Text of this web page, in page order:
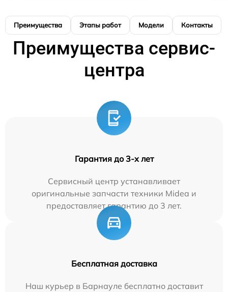
Преимущества Этапы работ Модели Контакты
Преимущества сервис-
центра
Гарантия до 3-х лет
Сервисный центр устанавливает
оригинальные запчасти техники Midea и
предоставляет гарантию до 3 лет.
Бесплатная доставка
Наш курьер в Барнауле бесплатно доставит